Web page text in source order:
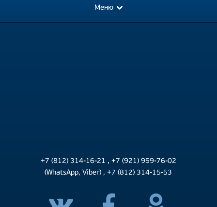
Меню
+7 (812) 314-16-21 , +7 (921) 959-76-02
(WhatsApp, Viber) ,+7 (812) 314-15-53